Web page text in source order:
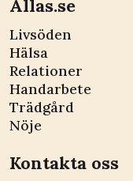
Allas.se
Livsöden
Hälsa
Relationer
Handarbete
Trädgård
Nöje
Kontakta oss